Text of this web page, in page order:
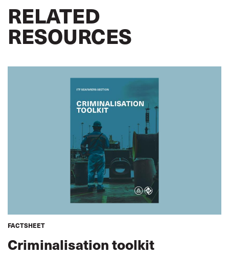
RELATED
RESOURCES
FACTSHEET
Criminalisation toolkit